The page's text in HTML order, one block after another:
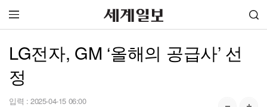
LG전자, GM ‘올해의 공급사’ 선
정
입력 : 2025-04-15 06:00